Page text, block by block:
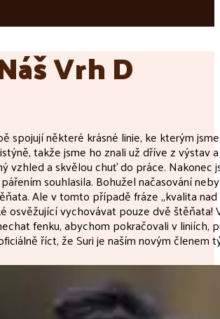
Vrh D
spojují některé krásné linie, ke kterým
takže jsme ho znali už dříve z výstav
vzhled a skvělou chuť do práce. Nakonec
souhlasila. Bohužel načasování
Ale v tomto případě fráze „kvalita
osvěžující vychovávat pouze dvě štěňata!
fenku, abychom pokračovali v liniích,
říct, že Suri je naším novým členem